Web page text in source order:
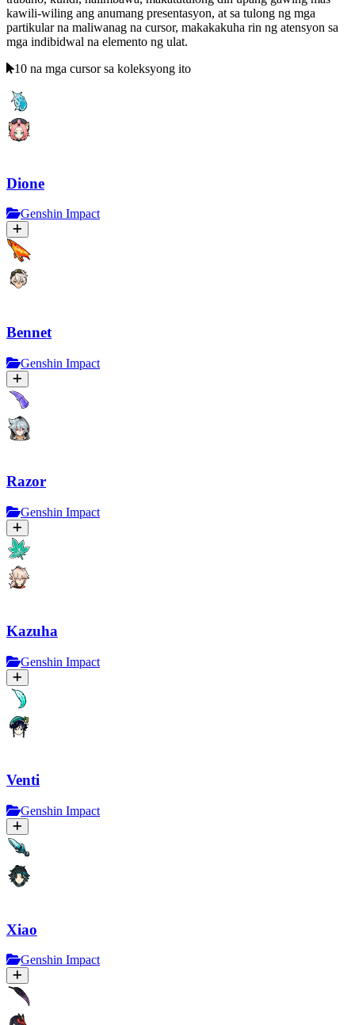
kawili-wiling ang anumang presentasyon, at sa tulong ng mga
partikular na maliwanag na cursor, makakakuha rin ng atensyon sa
mga indibidwal na elemento ng ulat.
10 na mga cursor sa koleksyong ito
Dione
Genshin Impact
Bennet
Genshin Impact
Razor
Genshin Impact
Kazuha
Genshin Impact
Venti
Genshin Impact
Xiao
Genshin Impact